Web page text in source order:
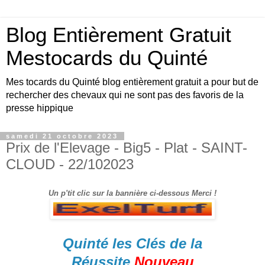
Blog Entièrement Gratuit
Mestocards du Quinté
Mes tocards du Quinté blog entièrement gratuit a pour but de
rechercher des chevaux qui ne sont pas des favoris de la
presse hippique
samedi 21 octobre 2023
Prix de l'Elevage - Big5 - Plat - SAINT-
CLOUD - 22/102023
Un p'tit clic sur la bannière ci-dessous Merci !
Quinté les Clés de la
Réussite Nouveau